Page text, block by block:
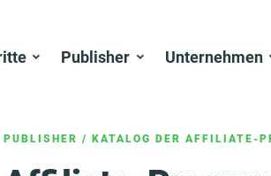
Publisher Unternehmen
PUBLISHER / KATALOG DER AFFILIATE-